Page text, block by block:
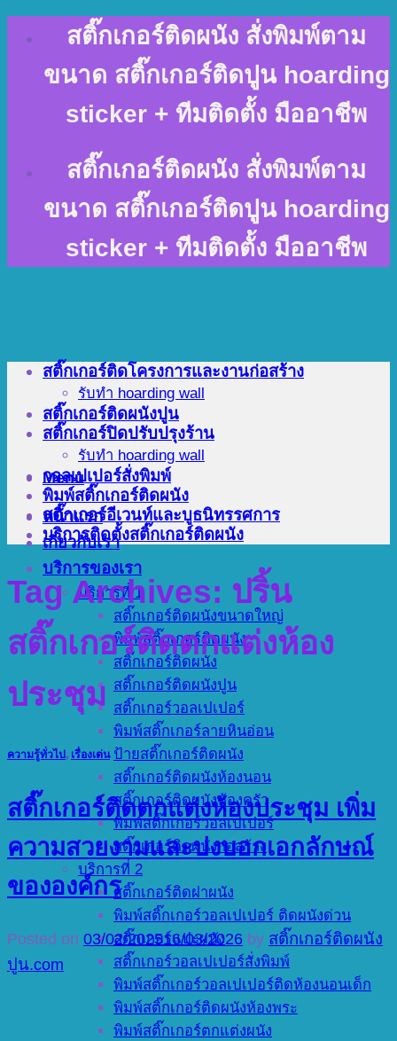
content
สติ๊กเกอร์ติดผนัง สั่งพิมพ์ตาม
ขนาด สติ๊กเกอร์ติดปูน hoarding
sticker + ทีมติดตั้ง มืออาชีพ
สติ๊กเกอร์ติดผนัง สั่งพิมพ์ตาม
ขนาด สติ๊กเกอร์ติดปูน hoarding
sticker + ทีมติดตั้ง มืออาชีพ
Menu
หน้าแรก
เกี่ยวกับเรา
บริการของเรา
บริการที่ 1
สติ๊กเกอร์ติดผนังขนาดใหญ่
พิมพ์สติ๊กเกอร์ติดผนัง
สติ๊กเกอร์ติดผนัง
สติ๊กเกอร์ติดผนังปูน
สติ๊กเกอร์วอลเปเปอร์
พิมพ์สติ๊กเกอร์ลายหินอ่อน
ป้ายสติ๊กเกอร์ติดผนัง
สติ๊กเกอร์ติดผนังห้องนอน
สติ๊กเกอร์ติดผนังห้องครัว
พิมพ์สติ๊กเกอร์วอลเปเปอร์
สติ๊กเกอร์ติดผนังก่อสร้าง
บริการที่ 2
สติ๊กเกอร์ติดฝาผนัง
พิมพ์สติ๊กเกอร์วอลเปเปอร์ ติดผนังด่วน
สติ๊กเกอร์แปะผนัง
สติ๊กเกอร์วอลเปเปอร์สั่งพิมพ์
พิมพ์สติ๊กเกอร์วอลเปเปอร์ติดห้องนอนเด็ก
พิมพ์สติ๊กเกอร์ติดผนังห้องพระ
พิมพ์สติ๊กเกอร์ตกแต่งผนัง
สติ๊กเกอร์ติดโครงการและงานก่อสร้าง
รับทำ hoarding wall
สติ๊กเกอร์ติดผนังปูน
สติ๊กเกอร์ปิดปรับปรุงร้าน
รับทำ hoarding wall
วอลเปเปอร์สั่งพิมพ์
พิมพ์สติ๊กเกอร์ติดผนัง
สติ๊กเกอร์อีเวนท์และบูธนิทรรศการ
บริการติดตั้งสติ๊กเกอร์ติดผนัง
Tag Archives: ปริ้น
สติ๊กเกอร์ติดตกแต่งห้อง
ประชุม
ความรู้ทั่วไป , เรื่องเด่น
สติ๊กเกอร์ติดตกแต่งห้องประชุม เพิ่ม
ความสวยงามและบ่งบอกเอกลักษณ์
ขององค์กร
Posted on 03/02/202516/03/2026 by สติ๊กเกอร์ติดผนัง
ปูน.com